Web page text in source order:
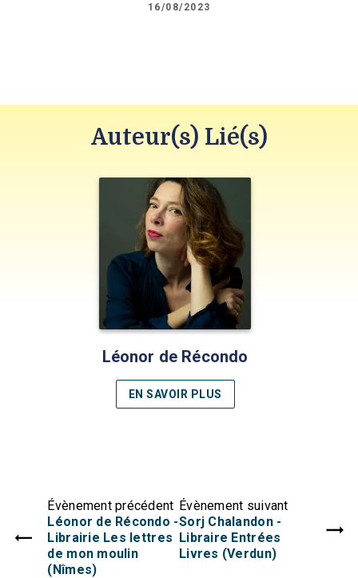
16/08/2023
Auteur(s) Lié(s)
Léonor de Récondo
EN SAVOIR PLUS
Évènement précédent
Léonor de Récondo -
Librairie Les lettres
de mon moulin
(Nîmes)
Évènement suivant
Sorj Chalandon -
Libraire Entrées
Livres (Verdun)